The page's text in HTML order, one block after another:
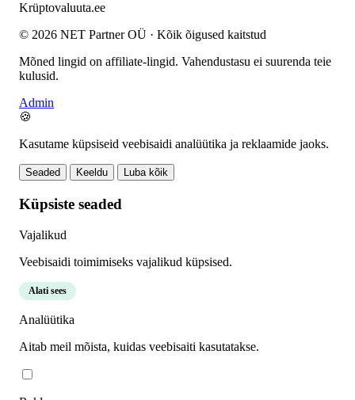
Krüptovaluuta.ee
© 2026 NET Partner OÜ · Kõik õigused kaitstud
Mõned lingid on affiliate-lingid. Vahendustasu ei suurenda teie
kulusid.
Admin
🍪
Kasutame küpsiseid veebisaidi analüütika ja reklaamide jaoks.
Seaded Keeldu Luba kõik
Küpsiste seaded
Vajalikud
Veebisaidi toimimiseks vajalikud küpsised.
Alati sees
Analüütika
Aitab meil mõista, kuidas veebisaiti kasutatakse.